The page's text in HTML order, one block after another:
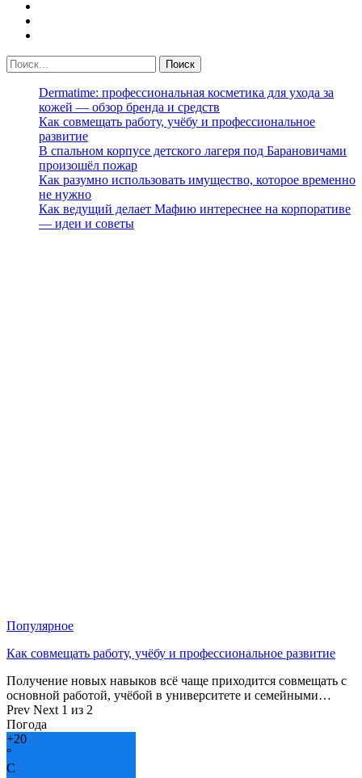
Dermatime: профессиональная косметика для ухода за
кожей — обзор бренда и средств
Как совмещать работу, учёбу и профессиональное
развитие
В спальном корпусе детского лагеря под Барановичами
произошёл пожар
Как разумно использовать имущество, которое временно
не нужно
Как ведущий делает Мафию интереснее на корпоративе
— идеи и советы
Популярное
Как совмещать работу, учёбу и профессиональное развитие
Получение новых навыков всё чаще приходится совмещать с
основной работой, учёбой в университете и семейными…
Prev Next 1 из 2
Погода
+20
°
C